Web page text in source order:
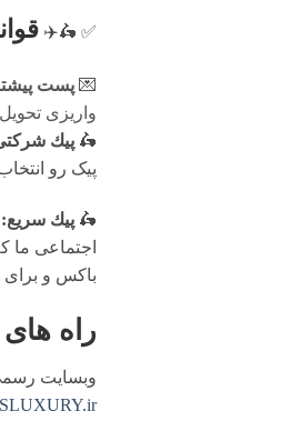
✅ 🛵✈️
💌 پست
واریزی
🛵 پيك
پیک رو انتخاب
🛵 پيك سریع:
اجتماعی ما
باکس و برای
راه های
وبسایت